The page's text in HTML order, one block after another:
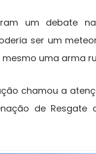
um debate
ser um
uma arma
chamou a
de